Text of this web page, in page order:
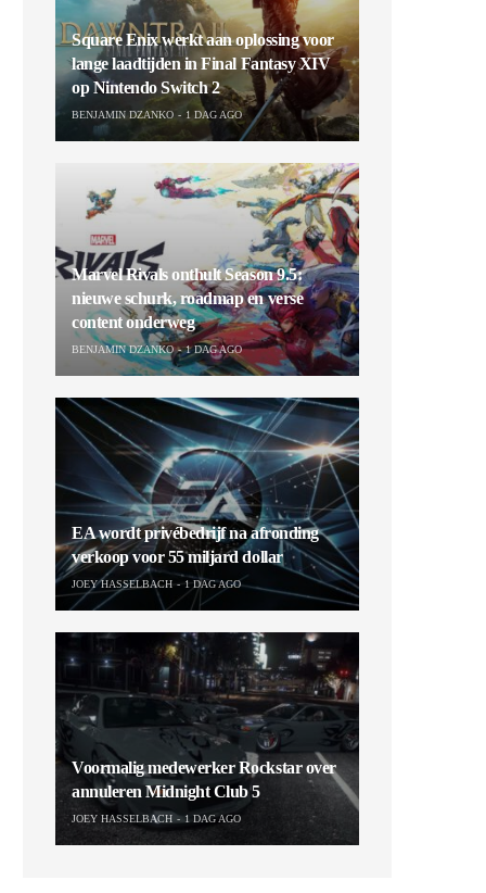
Square Enix werkt aan oplossing voor
lange laadtijden in Final Fantasy XIV
op Nintendo Switch 2
BENJAMIN DZANKO 1 DAG AGO
Marvel Rivals onthult Season 9.5:
nieuwe schurk, roadmap en verse
content onderweg
BENJAMIN DZANKO 1 DAG AGO
EA wordt privébedrijf na afronding
verkoop voor 55 miljard dollar
JOEY HASSELBACH 1 DAG AGO
Voormalig medewerker Rockstar over
annuleren Midnight Club 5
JOEY HASSELBACH 1 DAG AGO